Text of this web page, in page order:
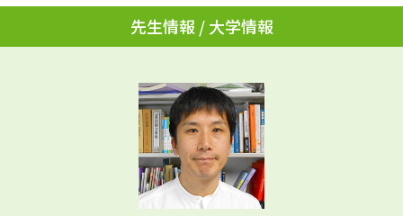
資料の料金の
受付内容・発送状況の確認
テレメール進学カタログ
訂正のご案内
先生情報 / 大学情報